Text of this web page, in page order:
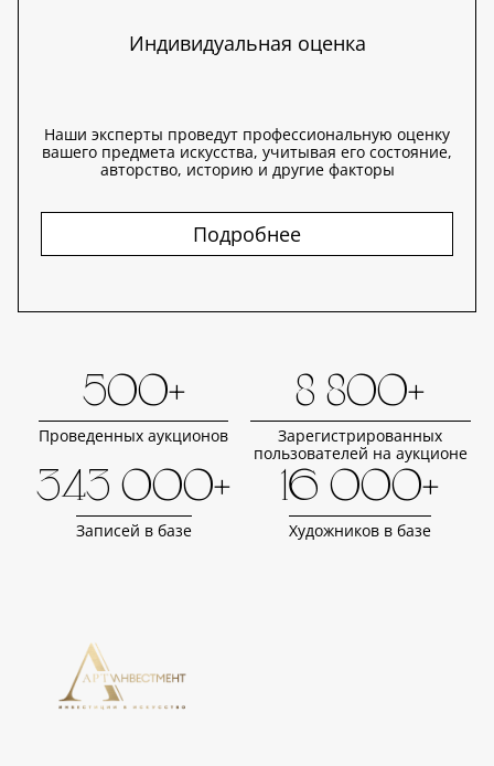
Индивидуальная оценка
Наши эксперты проведут профессиональную оценку
вашего предмета искусства, учитывая его состояние,
авторство, историю и другие факторы
Подробнее
500+
Проведенных аукционов
8 800+
Зарегистрированных
пользователей на аукционе
343 000+
Записей в базе
16 000+
Художников в базе